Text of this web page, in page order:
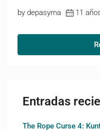
by depasyma 11
Entradas
The Rope Curse 4: